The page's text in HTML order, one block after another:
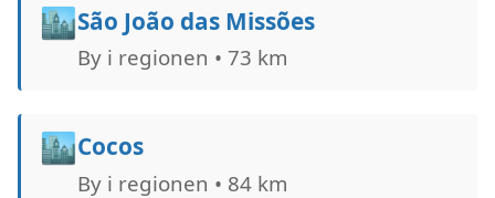
🏙️São João das Missões
By i regionen • 73 km
🏙️Cocos
By i regionen • 84 km